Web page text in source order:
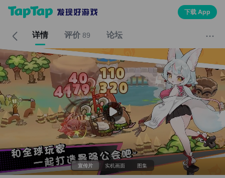
下载 App
详情 评价 89 论坛
宣传片 实机画面 图集